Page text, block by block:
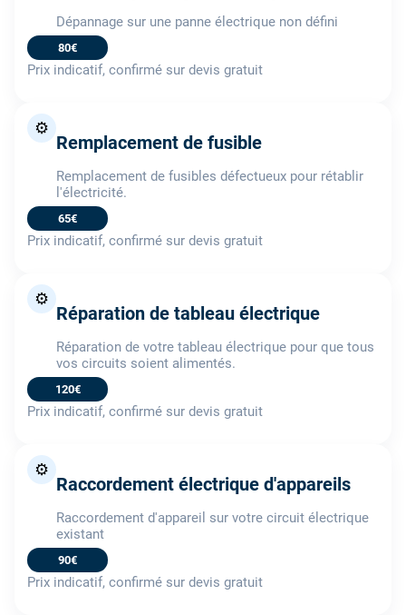
Dépannage sur une panne électrique non défini
80€
Prix indicatif, confirmé sur devis gratuit
⚙️
Remplacement de fusible
Remplacement de fusibles défectueux pour rétablir
l'électricité.
65€
Prix indicatif, confirmé sur devis gratuit
⚙️
Réparation de tableau électrique
Réparation de votre tableau électrique pour que tous
vos circuits soient alimentés.
120€
Prix indicatif, confirmé sur devis gratuit
⚙️
Raccordement électrique d'appareils
Raccordement d'appareil sur votre circuit électrique
existant
90€
Prix indicatif, confirmé sur devis gratuit